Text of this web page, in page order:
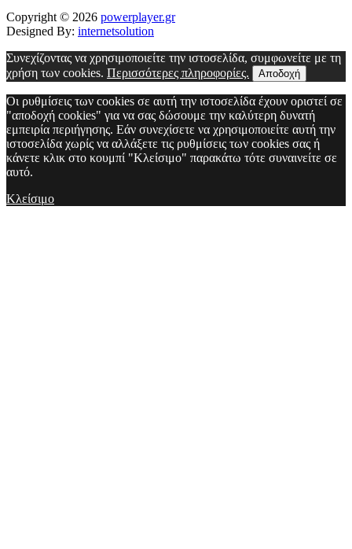
Copyright © 2026 powerplayer.gr
Designed By: internetsolution
Συνεχίζοντας να χρησιμοποιείτε την ιστοσελίδα, συμφωνείτε με τη
χρήση των cookies. Περισσότερες πληροφορίες. Αποδοχή
Οι ρυθμίσεις των cookies σε αυτή την ιστοσελίδα έχουν οριστεί σε
"αποδοχή cookies" για να σας δώσουμε την καλύτερη δυνατή
εμπειρία περιήγησης. Εάν συνεχίσετε να χρησιμοποιείτε αυτή την
ιστοσελίδα χωρίς να αλλάξετε τις ρυθμίσεις των cookies σας ή
κάνετε κλικ στο κουμπί "Κλείσιμο" παρακάτω τότε συναινείτε σε
αυτό.
Κλείσιμο